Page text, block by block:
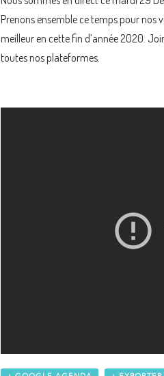
Prenons ensemble ce temps pour nos
meilleur en cette fin d’année 2020.
toutes nos plateformes.